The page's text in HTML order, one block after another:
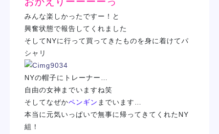
みんな楽しかったですー！と
興奮状態で報告してくれました
そしてNYに行って買ってきたものを身に着けてパ
シャリ
NYの帽子にトレーナー…
自由の女神 までいますね笑
そしてなぜかペンギン までいます…
本当に元気いっぱいで無事に帰ってきてくれたNY
組！
教育システム
就職・デビュー
入学案内
スクールライフ
訪問者別